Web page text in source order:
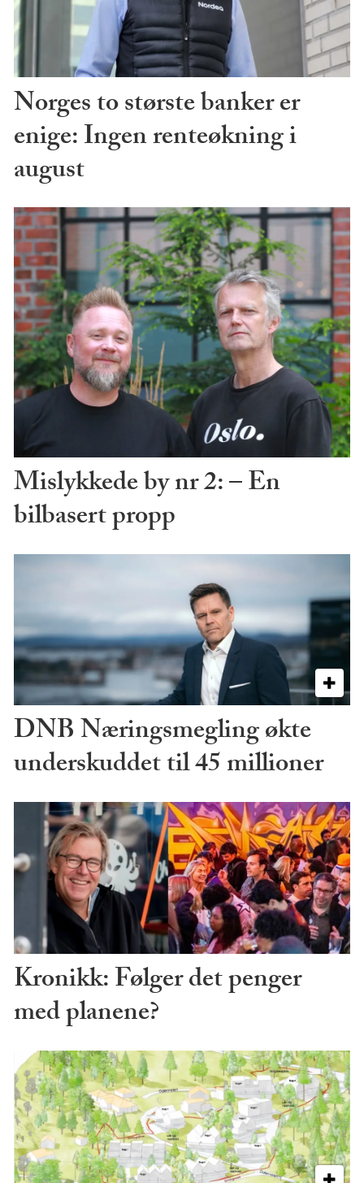
Norges to største banker er
enige: Ingen renteøkning i
august
Mislykkede by nr 2: – En
bilbasert propp
DNB Næringsmegling økte
underskuddet til 45 millioner
Kronikk: Følger det penger
med planene?